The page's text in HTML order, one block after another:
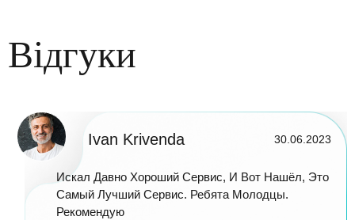
Відгуки
Ivan Krivenda 30.06.2023
Искал Давно Хороший Сервис, И Вот Нашёл, Это
Самый Лучший Сервис. Ребята Молодцы.
Рекомендую